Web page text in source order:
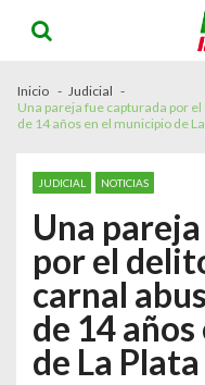
navigation
content
Inicio
Judicial
Una pareja fue capturada por
de 14 años en el municipio de
JUDICIAL NOTICIAS
Una
por el
carnal
de 14
de La Plata